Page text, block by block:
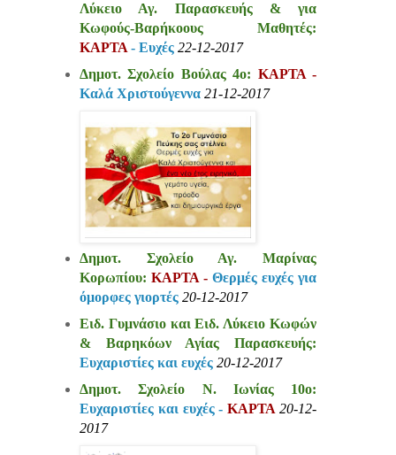
Λύκειο Αγ. Παρασκευής & για
Κωφούς-Βαρήκοους Μαθητές:
ΚΑΡΤΑ - Ευχές 22-12-2017
Δημοτ. Σχολείο Βούλας 4ο: ΚΑΡΤΑ -
Καλά Χριστούγεννα 21-12-2017
Δημοτ. Σχολείο Αγ. Μαρίνας
Κορωπίου: ΚΑΡΤΑ -Θερμέςευχές για
όμορφες γιορτές 20-12-2017
Ειδ. Γυμνάσιο και Ειδ. Λύκειο Κωφών
& Βαρηκόων Αγίας Παρασκευής:
Ευχαριστίες και ευχές 20-12-2017
Δημοτ. Σχολείο Ν. Ιωνίας 10ο:
Ευχαριστίες και ευχές -ΚΑΡΤΑ20-12-
2017